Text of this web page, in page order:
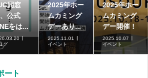
2025年度
(令和7年度)
卒業式イ...
2026.05.11
イベント
TUC同窓
会、公式
LINEをは...
2026.03.20
ブログ
2025年ホー
ムカミング
デーあり...
2025.11.01
イベント
ート